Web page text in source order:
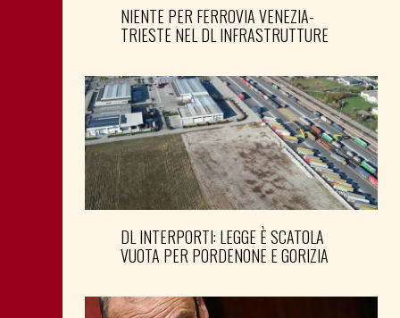
NIENTE PER FERROVIA VENEZIA-
TRIESTE NEL DL INFRASTRUTTURE
DL INTERPORTI: LEGGE È SCATOLA
VUOTA PER PORDENONE E GORIZIA